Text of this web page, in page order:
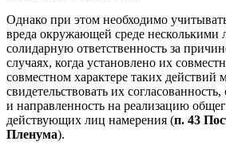
Однако при этом необходимо
вреда окружающей среде несколькими
солидарную ответственность за
случаях, когда установлено их
совместном характере таких действий
свидетельствовать их
и направленность на реализацию
действующих лиц намерения (п. 43
Пленума).